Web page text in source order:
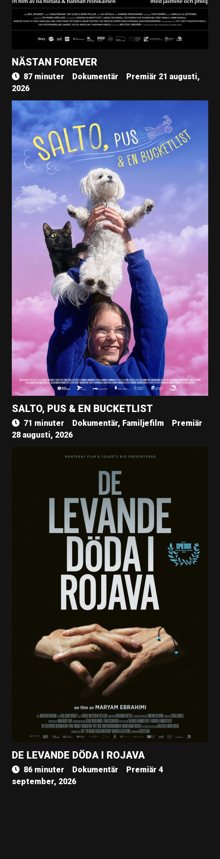
NÄSTAN FOREVER
87 minuter Dokumentär
Premiär 21 augusti,
2026
SALTO, PUS & EN BUCKETLIST
71 minuter Dokumentär, Familjefilm
Premiär
28 augusti, 2026
DE LEVANDE DÖDA I ROJAVA
86 minuter Dokumentär
Premiär 4
september, 2026